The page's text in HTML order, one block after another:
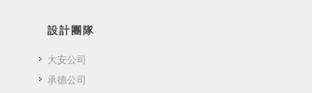
設計團隊
大安公司
承德公司